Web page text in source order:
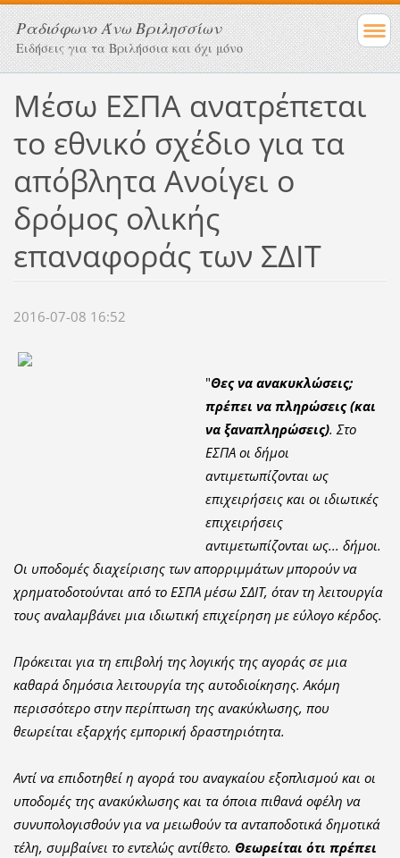
Ραδιόφωνο Άνω Βριλησσίων
Ειδήσεις για τα Βριλήσσια και όχι μόνο
Μέσω ΕΣΠΑ ανατρέπεται
το εθνικό σχέδιο για τα
απόβλητα Ανοίγει ο
δρόμος ολικής
επαναφοράς των ΣΔΙΤ
2016-07-08 16:52
"Θες να ανακυκλώσεις;
πρέπει να πληρώσεις (και
να ξαναπληρώσεις). Στο
ΕΣΠΑ οι δήμοι
αντιμετωπίζονται ως
επιχειρήσεις και οι ιδιωτικές
επιχειρήσεις
αντιμετωπίζονται ως... δήμοι.
Οι υποδομές διαχείρισης των απορριμμάτων μπορούν να
χρηματοδοτούνται από το ΕΣΠΑ μέσω ΣΔΙΤ, όταν τη λειτουργία
τους αναλαμβάνει μια ιδιωτική επιχείρηση με εύλογο κέρδος.
Πρόκειται για τη επιβολή της λογικής της αγοράς σε μια
καθαρά δημόσια λειτουργία της αυτοδιοίκησης. Ακόμη
περισσότερο στην περίπτωση της ανακύκλωσης, που
θεωρείται εξαρχής εμπορική δραστηριότητα.
Αντί να επιδοτηθεί η αγορά του αναγκαίου εξοπλισμού και οι
υποδομές της ανακύκλωσης και τα όποια πιθανά οφέλη να
συνυπολογισθούν για να μειωθούν τα ανταποδοτικά δημοτικά
τέλη, συμβαίνει το εντελώς αντίθετο. Θεωρείται ότι πρέπει